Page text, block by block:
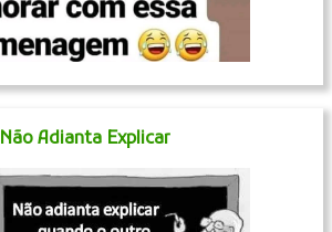
Não Adianta Explicar